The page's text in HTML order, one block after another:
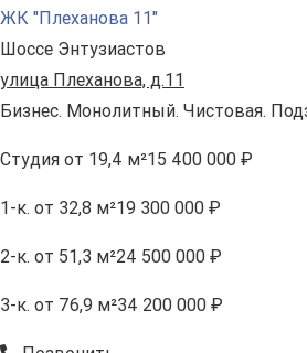
ЖК "Плеханова 11"
Шоссе Энтузиастов
улица Плеханова, д.11
Бизнес. Монолитный. Чистовая.
Студия от 19,4 м²15 400 000 ₽
1-к. от 32,8 м²19 300 000 ₽
2-к. от 51,3 м²24 500 000 ₽
3-к. от 76,9 м²34 200 000 ₽